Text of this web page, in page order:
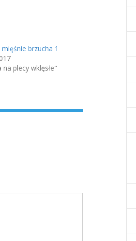
brzucha 1
na plecy wklęsłe"